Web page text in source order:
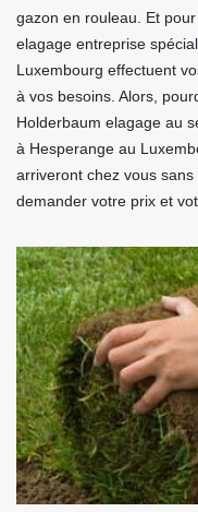
gazon en rouleau. Et
elagage entreprise
Luxembourg effectuent
à vos besoins. Alors,
Holderbaum elagage au
à Hesperange au
arriveront chez vous
demander votre prix et